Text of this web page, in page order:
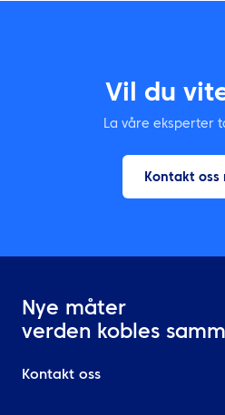
Vil du
La våre eksperter
Kontakt oss
Nye måter
verden kobles
Kontakt oss